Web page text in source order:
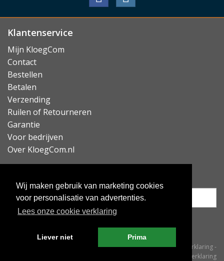
Wij maken gebruik van marketing cookies
voor personalisatie van advertenties.
Lees onze cookie verklaring
Liever niet Prima
Klantenservice
Mijn KloegCom
Contact
Bestellen
Betalen
Verzending
Ruilen of Retourneren
Garantie
Voor bedrijven
Over KloegCom.nl
Algemene voorwaarden-Cookieverklaring-
Privacyverklaring